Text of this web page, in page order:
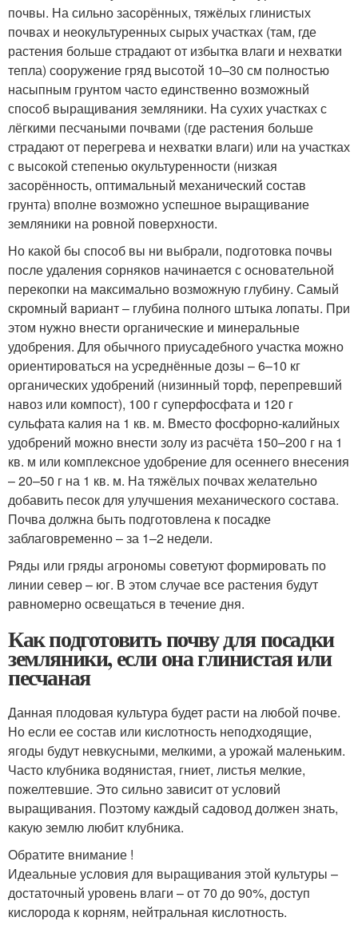
почвы. На сильно засорённых, тяжёлых глинистых
почвах и неокультуренных сырых участках (там, где
растения больше страдают от избытка влаги и нехватки
тепла) сооружение гряд высотой 10–30 см полностью
насыпным грунтом часто единственно возможный
способ выращивания земляники. На сухих участках с
лёгкими песчаными почвами (где растения больше
страдают от перегрева и нехватки влаги) или на участках
с высокой степенью окультуренности (низкая
засорённость, оптимальный механический состав
грунта) вполне возможно успешное выращивание
земляники на ровной поверхности.
Но какой бы способ вы ни выбрали, подготовка почвы
после удаления сорняков начинается с основательной
перекопки на максимально возможную глубину. Самый
скромный вариант – глубина полного штыка лопаты. При
этом нужно внести органические и минеральные
удобрения. Для обычного приусадебного участка можно
ориентироваться на усреднённые дозы – 6–10 кг
органических удобрений (низинный торф, перепревший
навоз или компост), 100 г суперфосфата и 120 г
сульфата калия на 1 кв. м. Вместо фосфорно-калийных
удобрений можно внести золу из расчёта 150–200 г на 1
кв. м или комплексное удобрение для осеннего внесения
– 20–50 г на 1 кв. м. На тяжёлых почвах желательно
добавить песок для улучшения механического состава.
Почва должна быть подготовлена к посадке
заблаговременно – за 1–2 недели.
Ряды или гряды агрономы советуют формировать по
линии север – юг. В этом случае все растения будут
равномерно освещаться в течение дня.
Как подготовить почву для посадки
земляники, если она глинистая или
песчаная
Данная плодовая культура будет расти на любой почве.
Но если ее состав или кислотность неподходящие,
ягоды будут невкусными, мелкими, а урожай маленьким.
Часто клубника водянистая, гниет, листья мелкие,
пожелтевшие. Это сильно зависит от условий
выращивания. Поэтому каждый садовод должен знать,
какую землю любит клубника.
Обратите внимание !
Идеальные условия для выращивания этой культуры –
достаточный уровень влаги – от 70 до 90%, доступ
кислорода к корням, нейтральная кислотность.